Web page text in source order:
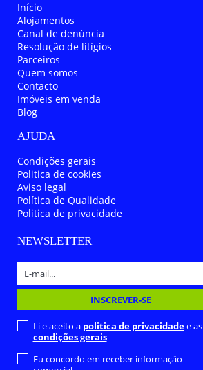
Início
Alojamentos
Canal de denúncia
Resolução de litígios
Parceiros
Quem somos
Contacto
Imóveis em venda
Blog
AJUDA
Condições gerais
Politica de cookies
Aviso legal
Política de Qualidade
Politica de privacidade
NEWSLETTER
Li e aceito a politica de privacidadee as
condições gerais
Eu concordo em receber informação